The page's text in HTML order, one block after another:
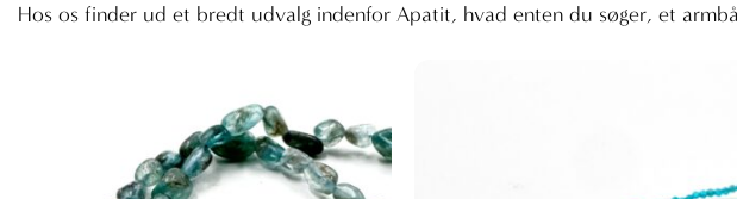
Hos os finder ud et bredt udvalg indenfor Apatit, hvad enten du søger, et